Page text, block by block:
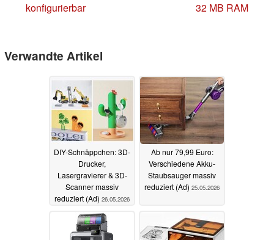
konfigurierbar
32 MB RAM
Verwandte Artikel
DIY-Schnäppchen: 3D-
Drucker,
Lasergravierer & 3D-
Scanner massiv
reduziert (Ad) 26.05.2026
Ab nur 79,99 Euro:
Verschiedene Akku-
Staubsauger massiv
reduziert (Ad) 25.05.2026